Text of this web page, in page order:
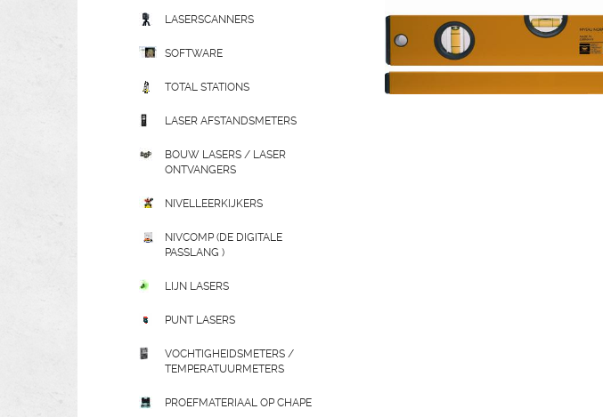
LASERSCANNERS
SOFTWARE
TOTAL STATIONS
LASER AFSTANDSMETERS
BOUW LASERS / LASER
ONTVANGERS
NIVELLEERKIJKERS
NIVCOMP (DE DIGITALE
PASSLANG )
LIJN LASERS
PUNT LASERS
VOCHTIGHEIDSMETERS /
TEMPERATUURMETERS
PROEFMATERIAAL OP CHAPE